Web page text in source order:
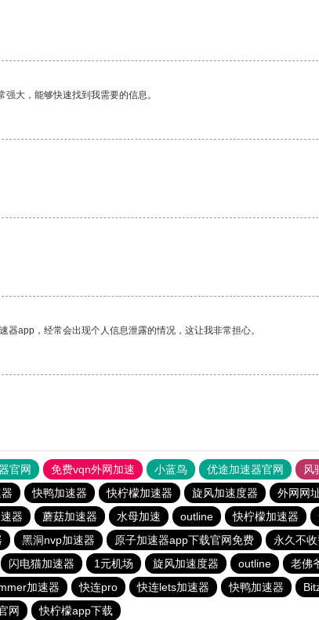
大，能够快速找到我需要的信息。
app，经常会出现个人信息泄露的情况，这让我非常担心。
官网 免费vqn外网加速 小蓝鸟 优途加速器官网 风
快鸭加速器 快柠檬加速器 旋风加速度器 外网网
器 蘑菇加速器 水母加速 outline 快柠檬加速器
黑洞nvp加速器 原子加速器app下载官网免费 永久不
闪电猫加速器 1元机场 旋风加速度器 outline 老佛
加速器 快连pro 快连lets加速器 快鸭加速器
网 快柠檬app下载